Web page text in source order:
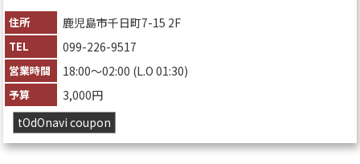
住所 鹿児島市千日町7-15 2F
TEL 099-226-9517
営業時間 18:00～02:00 (L.O 01:30)
予算
3,000円
tOdOnavi coupon